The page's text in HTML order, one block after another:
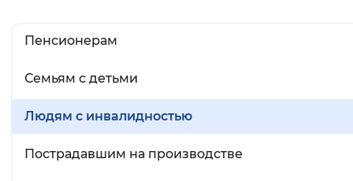
Пенсионерам
Семьям с детьми
Людям с инвалидностью
Пострадавшим на производстве